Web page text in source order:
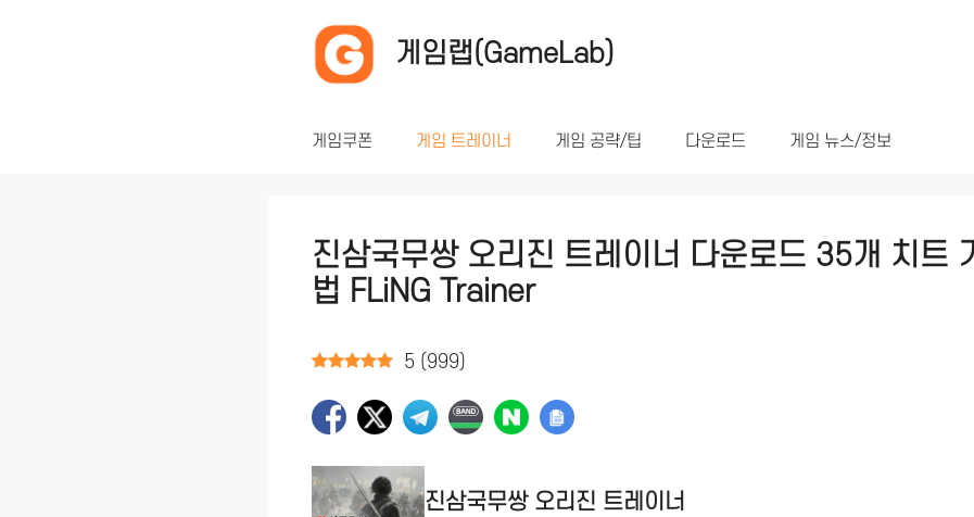
게임랩(GameLab)
게임쿠폰 게임 트레이너 게임 공략/팁 다운로드 게임 뉴스/정보
진삼국무쌍 오리진 트레이너 다운로드 35개 치트
법 FLiNG Trainer
5 (999)
진삼국무쌍 오리진 트레이너